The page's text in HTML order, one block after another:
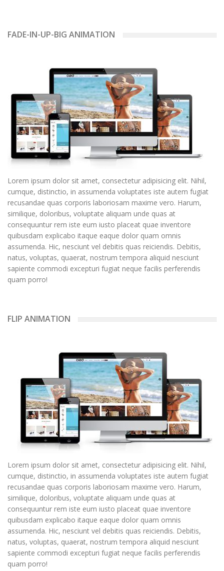
FADE-IN-UP-BIG ANIMATION
Lorem ipsum dolor sit amet, consectetur adipisicing elit. Nihil,
cumque, distinctio, in assumenda voluptates iste autem fugiat
recusandae quas corporis laboriosam maxime vero. Harum,
similique, doloribus, voluptate aliquam unde quas at
consequuntur rem iste eum iusto placeat quae inventore
quibusdam explicabo itaque eaque dolor quam omnis
assumenda. Hic, nesciunt vel debitis quas reiciendis. Debitis,
natus, voluptas, quaerat, nostrum tempora aliquid nesciunt
sapiente commodi excepturi fugiat neque facilis perferendis
quam porro!
FLIP ANIMATION
Lorem ipsum dolor sit amet, consectetur adipisicing elit. Nihil,
cumque, distinctio, in assumenda voluptates iste autem fugiat
recusandae quas corporis laboriosam maxime vero. Harum,
similique, doloribus, voluptate aliquam unde quas at
consequuntur rem iste eum iusto placeat quae inventore
quibusdam explicabo itaque eaque dolor quam omnis
assumenda. Hic, nesciunt vel debitis quas reiciendis. Debitis,
natus, voluptas, quaerat, nostrum tempora aliquid nesciunt
sapiente commodi excepturi fugiat neque facilis perferendis
quam porro!